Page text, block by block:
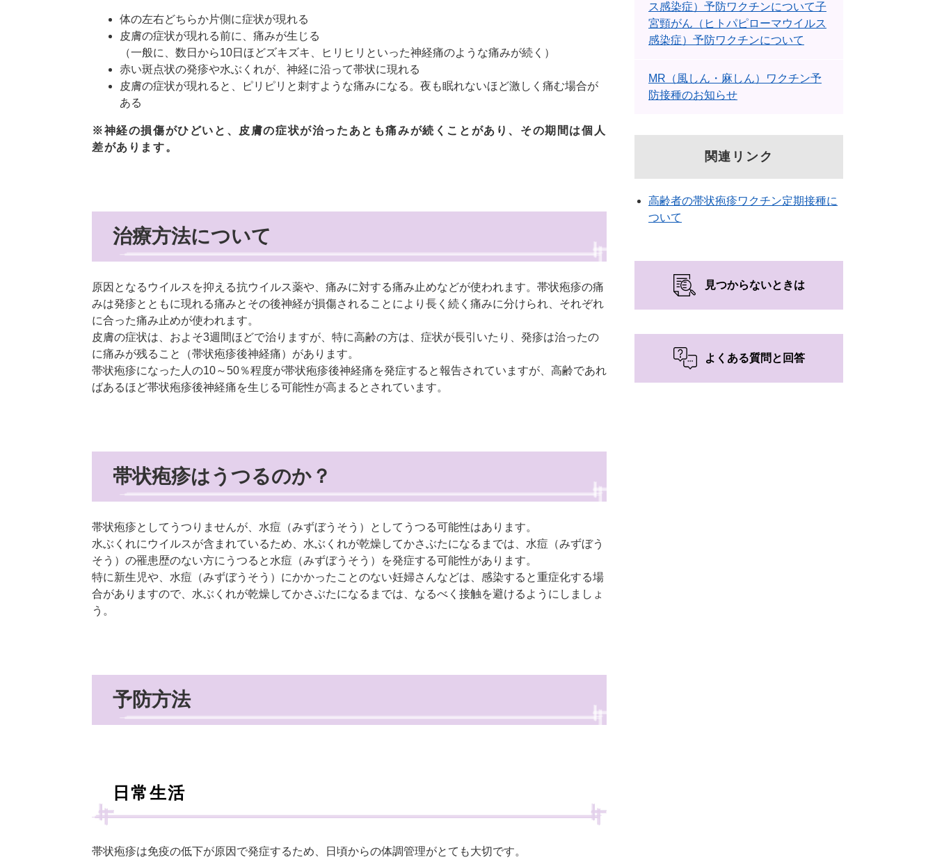
体の左右どちらか片側に症状が現れる
皮膚の症状が現れる前に、痛みが生じる
（一般に、数日から10日ほどズキズキ、ヒリヒリといった神経痛のような痛みが続く）
赤い斑点状の発疹や水ぶくれが、神経に沿って帯状に現れる
皮膚の症状が現れると、ピリピリと刺すような痛みになる。夜も眠れないほど激しく痛む場合が
ある
※神経の損傷がひどいと、皮膚の症状が治ったあとも痛みが続くことがあり、その期間は個人
差があります。
治療方法について
原因となるウイルスを抑える抗ウイルス薬や、痛みに対する痛み止めなどが使われます。帯状疱疹の痛
みは発疹とともに現れる痛みとその後神経が損傷されることにより長く続く痛みに分けられ、それぞれ
に合った痛み止めが使われます。
皮膚の症状は、およそ3週間ほどで治りますが、特に高齢の方は、症状が長引いたり、発疹は治ったの
に痛みが残ること（帯状疱疹後神経痛）があります。
​帯状疱疹になった人の10～50％程度が帯状疱疹後神経痛を発症すると報告されていますが、高齢であれ
ばあるほど帯状疱疹後神経痛を生じる可能性が高まるとされています。
帯状疱疹はうつるのか？
帯状疱疹としてうつりませんが、水痘（みずぼうそう）としてうつる可能性はあります。
水ぶくれにウイルスが含まれているため、水ぶくれが乾燥してかさぶたになるまでは、水痘（みずぼう
そう）の罹患歴のない方にうつると水痘（みずぼうそう）を発症する可能性があります。
特に新生児や、水痘（みずぼうそう）にかかったことのない妊婦さんなどは、感染すると重症化する場
合がありますので、水ぶくれが乾燥してかさぶたになるまでは、なるべく接触を避けるようにしましょ
う。
予防方法
日常生活
帯状疱疹は免疫の低下が原因で発症するため、日頃からの体調管理がとても大切です。
ス感染症）予防ワクチンについて子
宮頸がん（ヒトパピローマウイルス
感染症）予防ワクチンについて
MR（風しん・麻しん）ワクチン予
防接種のお知らせ
関連リンク
高齢者の帯状疱疹ワクチン定期接種に
ついて
見つからないときは
よくある質問と回答